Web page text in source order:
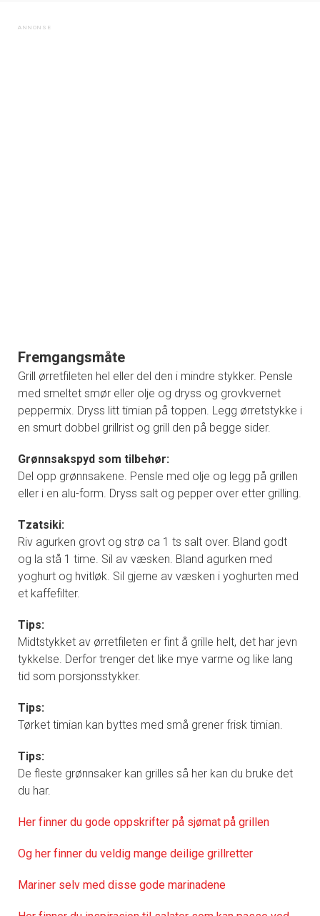
Fremgangsmåte
Grill ørretfileten hel eller del den i mindre stykker. Pensle
med smeltet smør eller olje og dryss og grovkvernet
peppermix. Dryss litt timian på toppen. Legg ørretstykke i
en smurt dobbel grillrist og grill den på begge sider.
Grønnsakspyd som tilbehør:
Del opp grønnsakene. Pensle med olje og legg på grillen
eller i en alu-form. Dryss salt og pepper over etter grilling.
Tzatsiki:
Riv agurken grovt og strø ca 1 ts salt over. Bland godt
og la stå 1 time. Sil av væsken. Bland agurken med
yoghurt og hvitløk. Sil gjerne av væsken i yoghurten med
et kaffefilter.
Tips:
Midtstykket av ørretfileten er fint å grille helt, det har jevn
tykkelse. Derfor trenger det like mye varme og like lang
tid som porsjonsstykker.
Tips:
Tørket timian kan byttes med små grener frisk timian.
Tips:
De fleste grønnsaker kan grilles så her kan du bruke det
du har.
Her finner du gode oppskrifter på sjømat på grillen
Og her finner du veldig mange deilige grillretter
Mariner selv med disse gode marinadene